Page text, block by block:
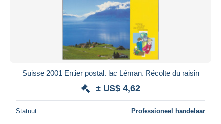
Suisse 2001 Entier postal. lac Léman. Récolte du raisin
± US$ 4,62
Statuut Professioneel handelaar